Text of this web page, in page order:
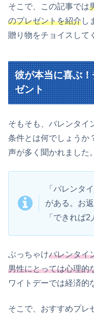
そこで、この記事では
のプレゼントを紹介し
贈り物をチョイスして
彼が本当に喜ぶ
ゼント
そもそも、バレンタイ
条件とは何でしょう
声が多く聞かれました。
「バレンタ
がある。お
「できれば
ぶっちゃけバレンタイ
男性にとっては心理的
ワイトデーでは経済的
そこで、おすすめプレ